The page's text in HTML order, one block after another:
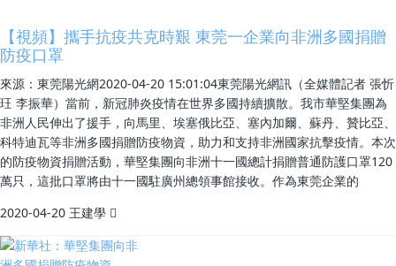
【視頻】攜手抗疫共克時艱 東莞一企業向非洲多國捐贈
防疫口罩
來源：東莞陽光網2020-04-20 15:01:04東莞陽光網訊（全媒體記者 張忻
玨 李振華）當前，新冠肺炎疫情在世界多國持續擴散。我市華堅集團為
非洲人民伸出了援手，向馬里、埃塞俄比亞、塞內加爾、蘇丹、贊比亞、
科特迪瓦等非洲多國捐贈防疫物資，助力和支持非洲國家抗擊疫情。本次
的防疫物資捐贈活動，華堅集團向非洲十一國總計捐贈普通防護口罩120
萬只，這批口罩將由十一國駐廣州總領事館接收。作為東莞企業的
2020-04-20 王建學